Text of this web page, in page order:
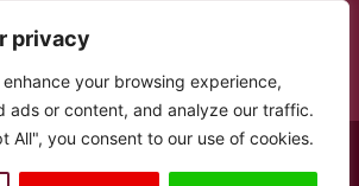
privacy
your browsing experience,
ads or content, and analyze our traffic.
All", you consent to our use of cookies.
Laashin. All Rights Reserved